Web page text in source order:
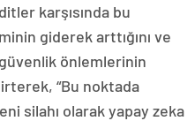
karşısında bu
giderek arttığını ve
önlemlerinin
“Bu noktada
silahı olarak yapay zeka